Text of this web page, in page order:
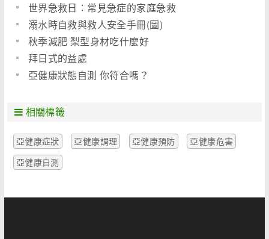
世界急救日：常見急症的家庭急救
溺水時自救與救人安全手冊(圖)
秋季減肥 梨型身材吃什麼好
拜日式的益處
亞健康狀態自測 你符合嗎？
相關標籤
亞健康症狀 亞健康調理 亞健康預防
亞健康危害
亞健康自測